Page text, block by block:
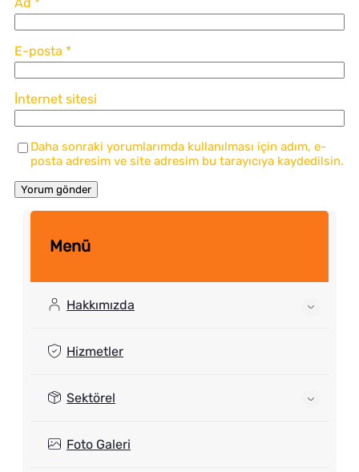
E-posta *
İnternet sitesi
Daha sonraki yorumlarımda kullanılması için adım, e-
posta adresim ve site adresim bu tarayıcıya kaydedilsin.
Menü
Hakkımızda
Hizmetler
Sektörel
Foto Galeri